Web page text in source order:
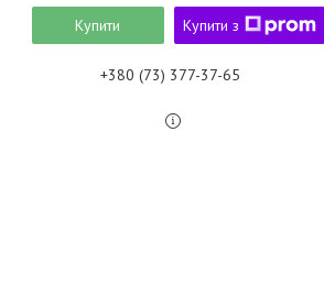
Купити Купити з
+380 (73) 377-37-65